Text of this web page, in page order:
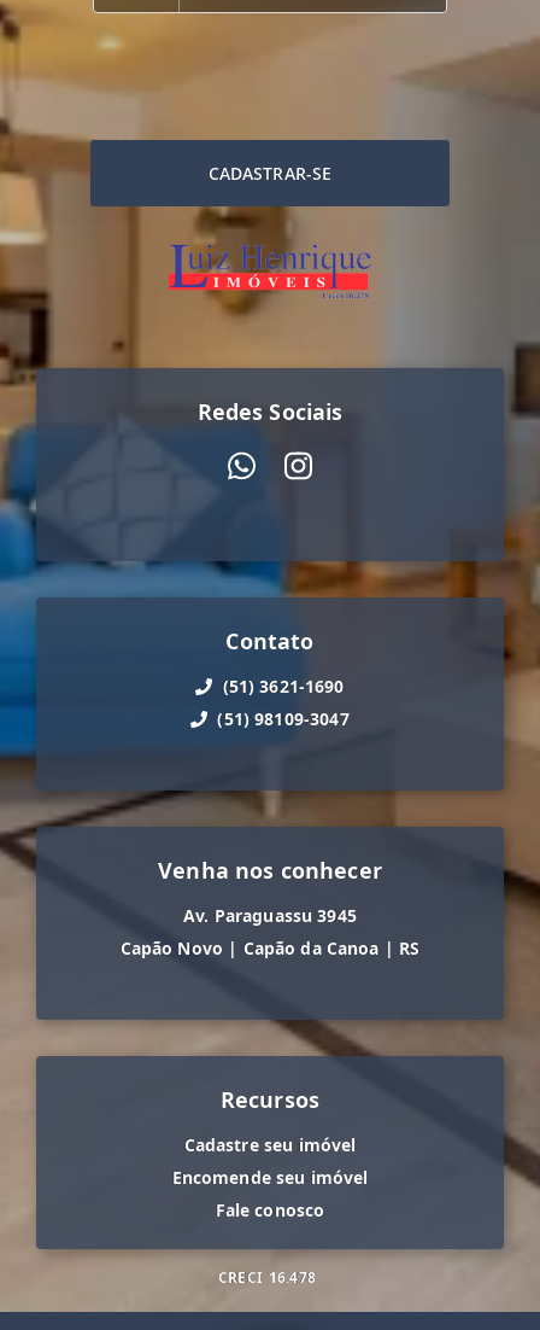
CADASTRAR-SE
Redes Sociais
Contato
(51) 3621-1690
(51) 98109-3047
Venha nos conhecer
Av. Paraguassu 3945
Capão Novo | Capão da Canoa | RS
Recursos
Cadastre seu imóvel
Encomende seu imóvel
Fale conosco
CRECI 16.478